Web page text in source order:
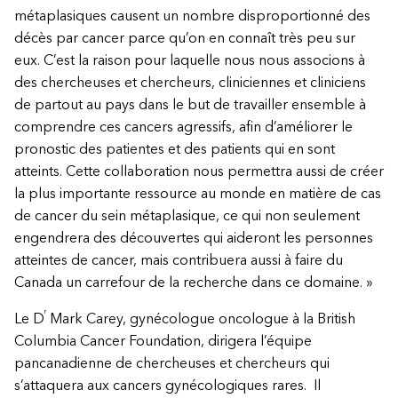
métaplasiques causent un nombre disproportionné des
décès par cancer parce qu’on en connaît très peu sur
eux. C’est la raison pour laquelle nous nous associons à
des chercheuses et chercheurs, cliniciennes et cliniciens
de partout au pays dans le but de travailler ensemble à
comprendre ces cancers agressifs, afin d’améliorer le
pronostic des patientes et des patients qui en sont
atteints. Cette collaboration nous permettra aussi de créer
la plus importante ressource au monde en matière de cas
de cancer du sein métaplasique, ce qui non seulement
engendrera des découvertes qui aideront les personnes
atteintes de cancer, mais contribuera aussi à faire du
Canada un carrefour de la recherche dans ce domaine. »
Le D
r
Mark Carey, gynécologue oncologue à la British
Columbia Cancer Foundation, dirigera l’équipe
pancanadienne de chercheuses et chercheurs qui
s’attaquera aux cancers gynécologiques rares. Il